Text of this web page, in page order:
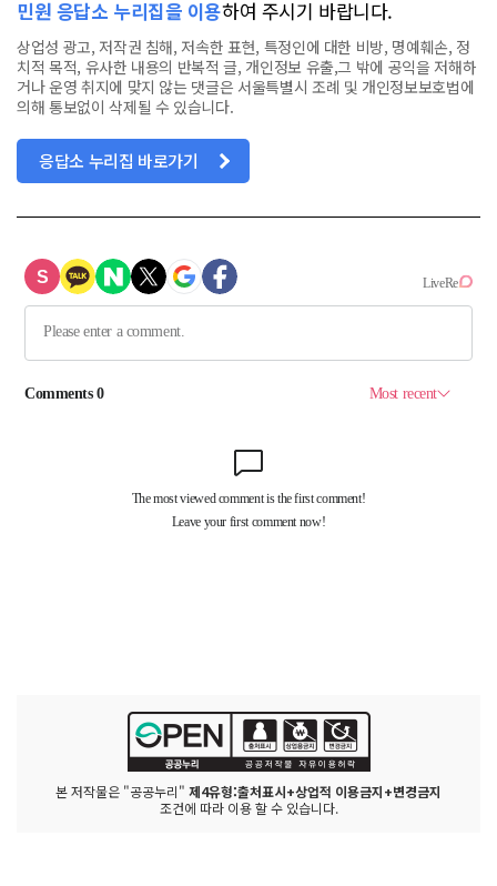
민원 응답소 누리집을 이용하여 주시기 바랍니다.
상업성 광고, 저작권 침해, 저속한 표현, 특정인에 대한 비방, 명예훼손, 정
치적 목적, 유사한 내용의 반복적 글, 개인정보 유출,그 밖에 공익을 저해하
거나 운영 취지에 맞지 않는 댓글은 서울특별시 조례 및 개인정보보호법에
의해 통보없이 삭제될 수 있습니다.
응답소 누리집 바로가기
본 저작물은 "공공누리" 제4유형:출처표시+상업적 이용금지+변경금지
조건에 따라 이용 할 수 있습니다.